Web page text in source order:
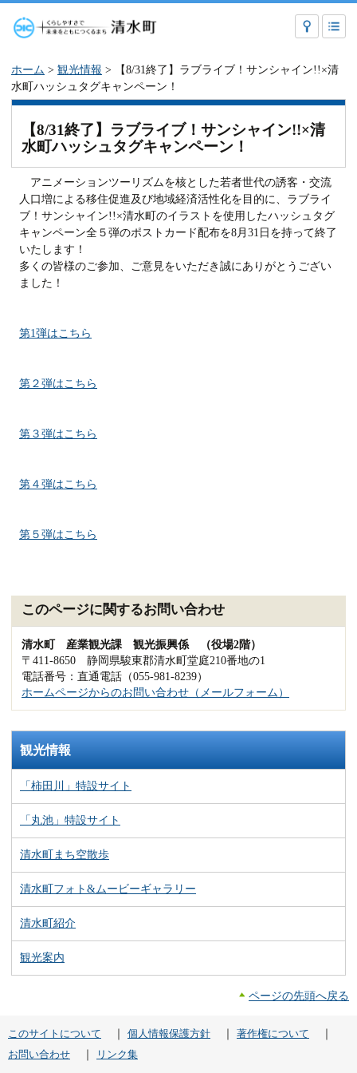
ホーム > 観光情報 > 【8/31終了】ラブライブ！サンシャイン!!×清
水町ハッシュタグキャンペーン！
【8/31終了】ラブライブ！サンシャイン!!×清
水町ハッシュタグキャンペーン！
アニメーションツーリズムを核とした若者世代の誘客・交流
人口増による移住促進及び地域経済活性化を目的に、ラブライ
ブ！サンシャイン!!×清水町のイラストを使用したハッシュタグ
キャンペーン全５弾のポストカード配布を8月31日を持って終了
いたします！
多くの皆様のご参加、ご意見をいただき誠にありがとうござい
ました！
第1弾はこちら
第２弾はこちら
第３弾はこちら
第４弾はこちら
第５弾はこちら
このページに関するお問い合わせ
清水町 産業観光課 観光振興係 （役場2階）
〒411-8650 静岡県駿東郡清水町堂庭210番地の1
電話番号：直通電話（055-981-8239）
ホームページからのお問い合わせ（メールフォーム）
観光情報
「柿田川」特設サイト
「丸池」特設サイト
清水町まち空散歩
清水町フォト&ムービーギャラリー
清水町紹介
観光案内
ページの先頭へ戻る
このサイトについて｜ 個人情報保護方針｜ 著作権について｜
お問い合わせ｜ リンク集